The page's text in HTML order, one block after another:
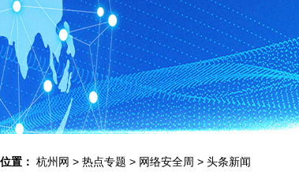
置： 杭州网 > 热点专题 > 网络安全周 > 头条新闻